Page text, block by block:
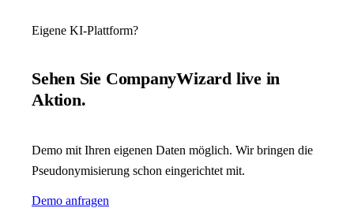
Eigene KI-Plattform?
Sehen Sie CompanyWizard live in
Aktion.
Demo mit Ihren eigenen Daten möglich. Wir bringen die
Pseudonymisierung schon eingerichtet mit.
Demo anfragen